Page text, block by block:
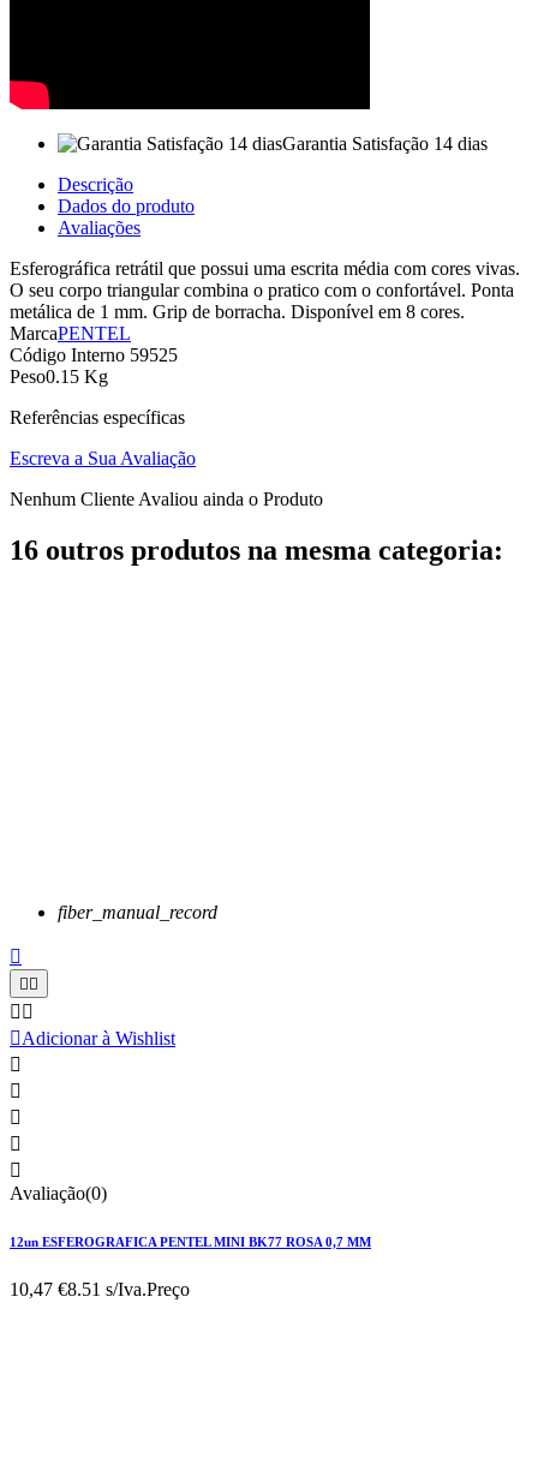
Garantia Satisfação 14 dias
Descrição
Dados do produto
Avaliações
Esferográfica retrátil que possui uma escrita média com cores vivas.
O seu corpo triangular combina o pratico com o confortável. Ponta
metálica de 1 mm. Grip de borracha. Disponível em 8 cores.
MarcaPENTEL
Código Interno 59525
Peso0.15 Kg
Referências específicas
Escreva a Sua Avaliação
Nenhum Cliente Avaliou ainda o Produto
16 outros produtos na mesma categoria:
fiber_manual_record

 
 
Adicionar à Wishlist





Avaliação(0)
12un ESFEROGRAFICA PENTEL MINI BK77 ROSA 0,7 MM
10,47 €8.51 s/Iva.Preço